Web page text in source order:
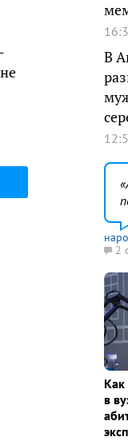
В
2
Как
в